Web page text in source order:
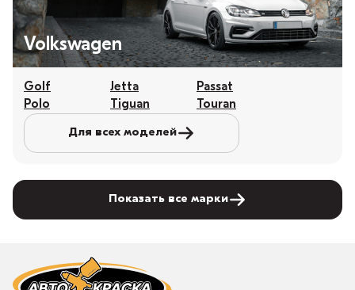
Volkswagen
Golf Jetta
Passat
Polo
Tiguan Touran
Для всех моделей
Показать все марки